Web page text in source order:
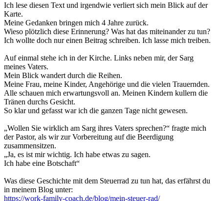
Ich lese diesen Text und irgendwie verliert sich mein Blick auf der
Karte.
Meine Gedanken bringen mich 4 Jahre zurück.
Wieso plötzlich diese Erinnerung? Was hat das miteinander zu tun?
Ich wollte doch nur einen Beitrag schreiben. Ich lasse mich treiben.
Auf einmal stehe ich in der Kirche. Links neben mir, der Sarg
meines Vaters.
Mein Blick wandert durch die Reihen.
Meine Frau, meine Kinder, Angehörige und die vielen Trauernden.
Alle schauen mich erwartungsvoll an. Meinen Kindern kullern die
Tränen durchs Gesicht.
So klar und gefasst war ich die ganzen Tage nicht gewesen.
„Wollen Sie wirklich am Sarg ihres Vaters sprechen?“ fragte mich
der Pastor, als wir zur Vorbereitung auf die Beerdigung
zusammensitzen.
„Ja, es ist mir wichtig. Ich habe etwas zu sagen.
Ich habe eine Botschaft“
Was diese Geschichte mit dem Steuerrad zu tun hat, das erfährst du
in meinem Blog unter:
https://work-family-coach.de/blog/mein-steuer-rad/